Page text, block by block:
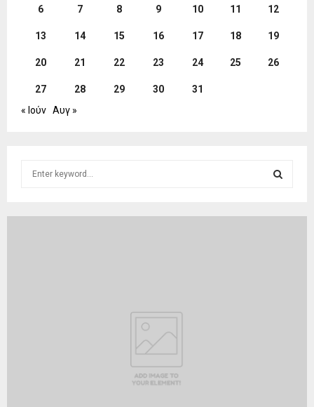
6 7 8 9 10 11 12
13 14 15 16 17 18 19
20 21 22 23 24 25 26
27 28 29 30
31
« Ιούν Αυγ »